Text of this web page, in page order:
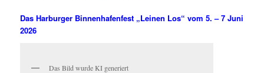
Das Harburger Binnenhafenfest „Leinen Los“ vom 5. – 7 Juni
2026
Das Bild wurde KI generiert